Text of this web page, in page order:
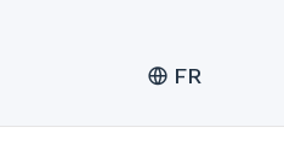
FR